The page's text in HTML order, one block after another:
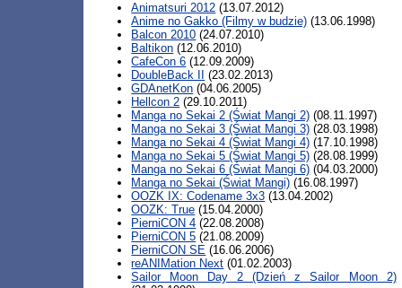
Animatsuri 2012 (13.07.2012)
Anime no Gakko (Filmy w budzie) (13.06.1998)
Balcon 2010 (24.07.2010)
Baltikon (12.06.2010)
CafeCon 6 (12.09.2009)
DoubleBack II
(23.02.2013)
GDAnetKon (04.06.2005)
Hellcon 2 (29.10.2011)
Manga no Sekai 2 (Świat Mangi 2) (08.11.1997)
Manga no Sekai 3 (Świat Mangi 3) (28.03.1998)
Manga no Sekai 4 (Świat Mangi 4) (17.10.1998)
Manga no Sekai 5 (Świat Mangi 5) (28.08.1999)
Manga no Sekai 6 (Świat Mangi 6) (04.03.2000)
Manga no Sekai (Świat Mangi) (16.08.1997)
OOZK IX: Codename 3x3 (13.04.2002)
OOZK: True (15.04.2000)
PierniCON 4 (22.08.2008)
PierniCON 5 (21.08.2009)
PierniCON SE (16.06.2006)
reANIMation Next (01.02.2003)
Sailor Moon Day 2 (Dzień z Sailor Moon 2)